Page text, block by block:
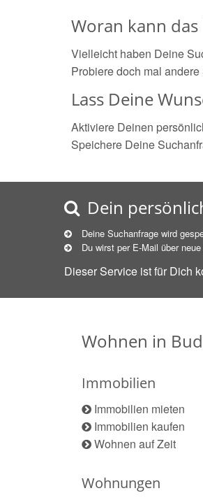
Woran kann das
Vielleicht haben Deine
Probiere doch mal
Lass Deine
Aktiviere Deinen
Speichere Deine
Dein
Deine Suchanfrage wird
Du wirst per E-Mail über neue
Dieser Service ist für Dich
Wohnen in
Immobilien
Immobilien mieten
Immobilien kaufen
Wohnen auf Zeit
Wohnungen